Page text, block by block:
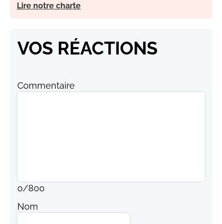
Lire notre charte
VOS RÉACTIONS
Commentaire
0/800
Nom